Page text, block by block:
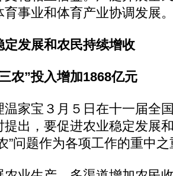
育事业和体育产业协调发展
定发展和农民持续增收
农”投入增加1868亿元
宝３月５日在十一届全
提出，要促进农业稳定发展
”问题作为各项工作的重中